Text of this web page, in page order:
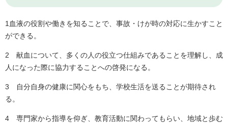
1血液の役割や働きを知ることで、事故・けが時の対応に生かすこと
ができる。
2 献血について、多くの人の役立つ仕組みであることを理解し、成
人になった際に協力することへの啓発になる。
3 自分自身の健康に関心をもち、学校生活を送ることが期待され
る。
4 専門家から指導を仰ぎ、教育活動に関わってもらい、地域と歩む